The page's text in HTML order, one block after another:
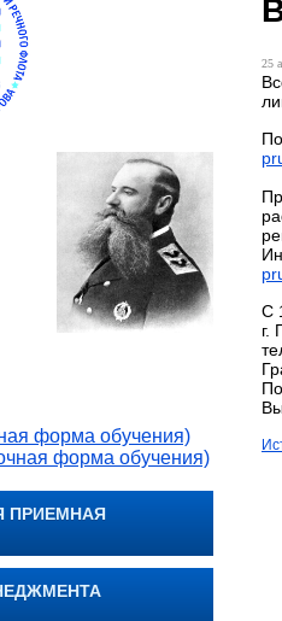
форма обучения)
форма обучения)
ПРИЕМНАЯ
25
С
г.